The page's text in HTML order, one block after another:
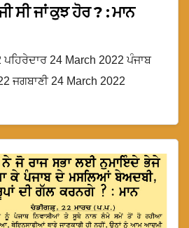
ਸੀ ਜਾਂ ਕੁਝ ਹੋਰ ? : ਮਾਨ
24 March 2022 ਪੰਜਾਬ
ਜਗਬਾਣੀ 24 March 2022